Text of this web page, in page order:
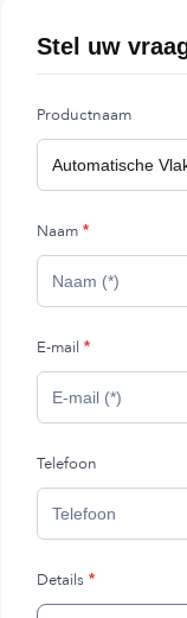
Stel uw
Productnaam
Naam *
E-mail *
Telefoon
Details *